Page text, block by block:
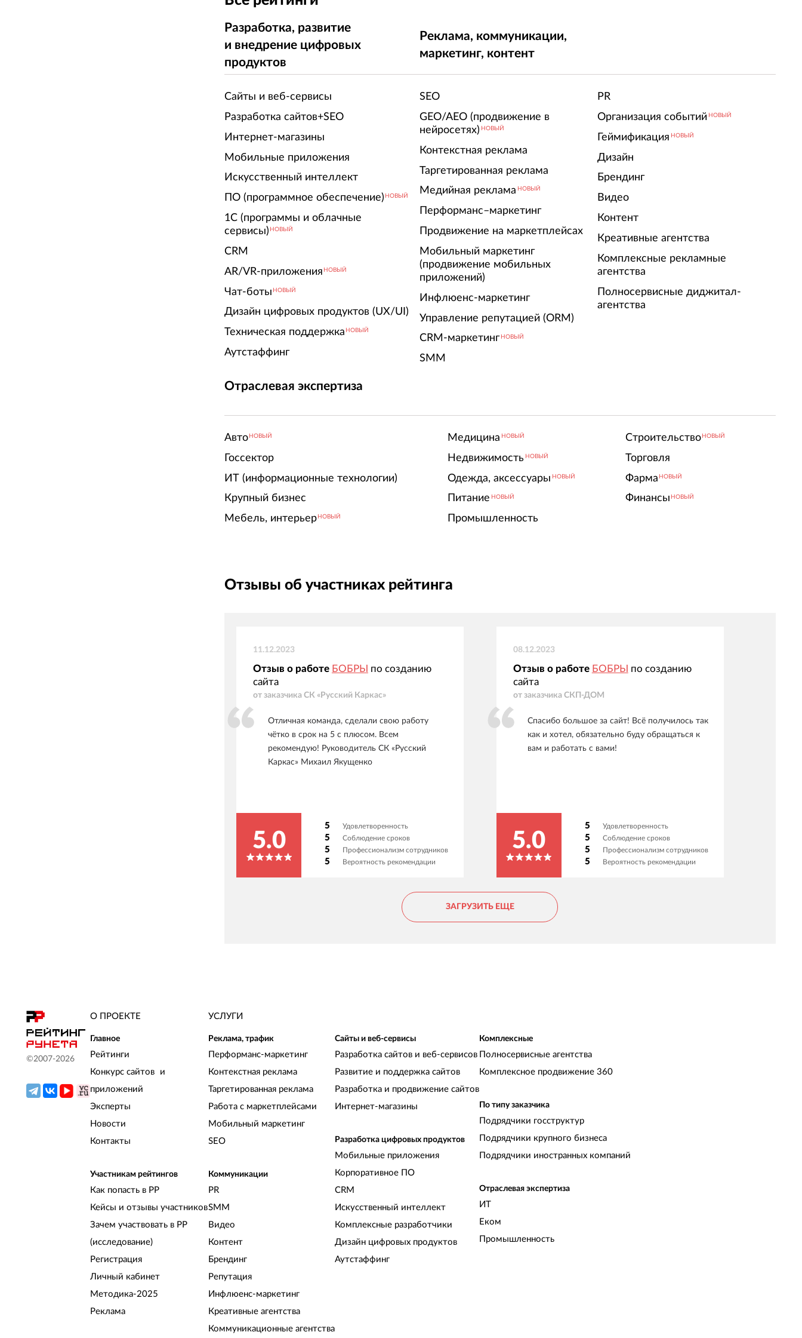
Разработка, развитие
и внедрение цифровых
продуктов
Сайты и веб-сервисы
Разработка сайтов+SEO
Интернет-магазины
Мобильные приложения
Искусственный интеллект
ПО (программное обеспечение) НОВЫЙ
1С (программы и облачные
сервисы) НОВЫЙ
CRM
AR/VR-приложения НОВЫЙ
Чат-боты НОВЫЙ
Дизайн цифровых продуктов (UX/UI)
Техническая поддержка НОВЫЙ
Аутстаффинг
Реклама, коммуникации,
маркетинг, контент
SEO
GEO/AEO (продвижение в
нейросетях) НОВЫЙ
Контекстная реклама
Таргетированная реклама
Медийная реклама НОВЫЙ
Перформанс–маркетинг
Продвижение на маркетплейсах
Мобильный маркетинг
(продвижение мобильных
приложений)
Инфлюенс-маркетинг
Управление репутацией (ORM)
CRM-маркетинг НОВЫЙ
SMM
PR
Организация событий НОВЫЙ
Геймификация НОВЫЙ
Дизайн
Брендинг
Видео
Контент
Креативные агентства
Комплексные рекламные
агентства
Полносервисные диджитал-
агентства
Отраслевая экспертиза
Авто НОВЫЙ
Госсектор
ИТ (информационные технологии)
Крупный бизнес
Мебель, интерьер НОВЫЙ
Медицина НОВЫЙ
Недвижимость НОВЫЙ
Одежда, аксессуары НОВЫЙ
Питание НОВЫЙ
Промышленность
Строительство НОВЫЙ
Торговля
Фарма НОВЫЙ
Финансы НОВЫЙ
Отзывы об участниках рейтинга
11.12.2023
Отзыв о работе БОБРЫ по созданию
сайта
от заказчика СК «Русский Каркас»
Отличная команда, сделали свою работу
чётко в срок на 5 c плюсом. Всем
рекомендую! Руководитель СК «Русский
Каркас» Михаил Якущенко
5.0
5 Удовлетворенность
5 Соблюдение сроков
5 Профессионализм сотрудников
5 Вероятность рекомендации
08.12.2023
Отзыв о работе БОБРЫ по созданию
сайта
от заказчика СКП-ДОМ
Спасибо большое за сайт! Всё получилось так
как и хотел, обязательно буду обращаться к
вам и работать с вами!
5.0
5 Удовлетворенность
5 Соблюдение сроков
5 Профессионализм сотрудников
5 Вероятность рекомендации
ЗАГРУЗИТЬ ЕЩЕ
©2007-2026
О ПРОЕКТЕ
Главное
Рейтинги
Конкурс сайтов и
приложений
Эксперты
Новости
Контакты
Участникам рейтингов
Как попасть в РР
Кейсы и отзывы участников
Зачем участвовать в РР
(исследование)
Регистрация
Личный кабинет
Методика-2025
Реклама
УСЛУГИ
Реклама, трафик
Перформанс-маркетинг
Контекстная реклама
Таргетированная реклама
Работа с маркетплейсами
Мобильный маркетинг
SEO
Коммуникации
PR
SMM
Видео
Контент
Брендинг
Репутация
Инфлюенс-маркетинг
Креативные агентства
Коммуникационные агентства
Сайты и веб-сервисы
Разработка сайтов и веб-сервисов
Развитие и поддержка сайтов
Разработка и продвижение сайтов
Интернет-магазины
Разработка цифровых продуктов
Мобильные приложения
Корпоративное ПО
CRM
Искусственный интеллект
Комплексные разработчики
Дизайн цифровых продуктов
Аутстаффинг
Комплексные
Полносервисные агентства
Комплексное продвижение 360
По типу заказчика
Подрядчики госструктур
Подрядчики крупного бизнеса
Подрядчики иностранных компаний
Отраслевая экспертиза
ИТ
Еком
Промышленность